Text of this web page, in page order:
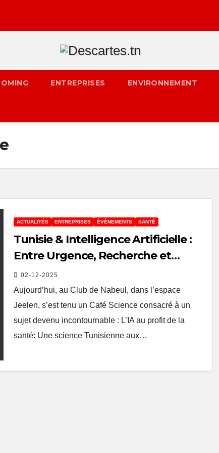
ENTREPRISES ENVIRONNEMENT
ACTUALITÉS ENTREPRISES ÈVÈNEMENTS SANTÉ
Tunisie & Intelligence Artificielle :
Entre Urgence, Recherche et
Souveraineté Numérique
02-12-2025
Aujourd’hui, au Club de Nabeul, dans l’espace
Jeelen, s’est tenu un Café Science consacré à un
sujet devenu incontournable : L’IA au profit de la
santé: Une science Tunisienne aux…